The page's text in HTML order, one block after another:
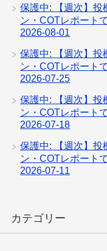
保護中: 【週次】投
ン・COTレポート
2026-08-01
保護中: 【週次】投
ン・COTレポート
2026-07-25
保護中: 【週次】投
ン・COTレポート
2026-07-18
保護中: 【週次】投
ン・COTレポート
2026-07-11
カテゴリー